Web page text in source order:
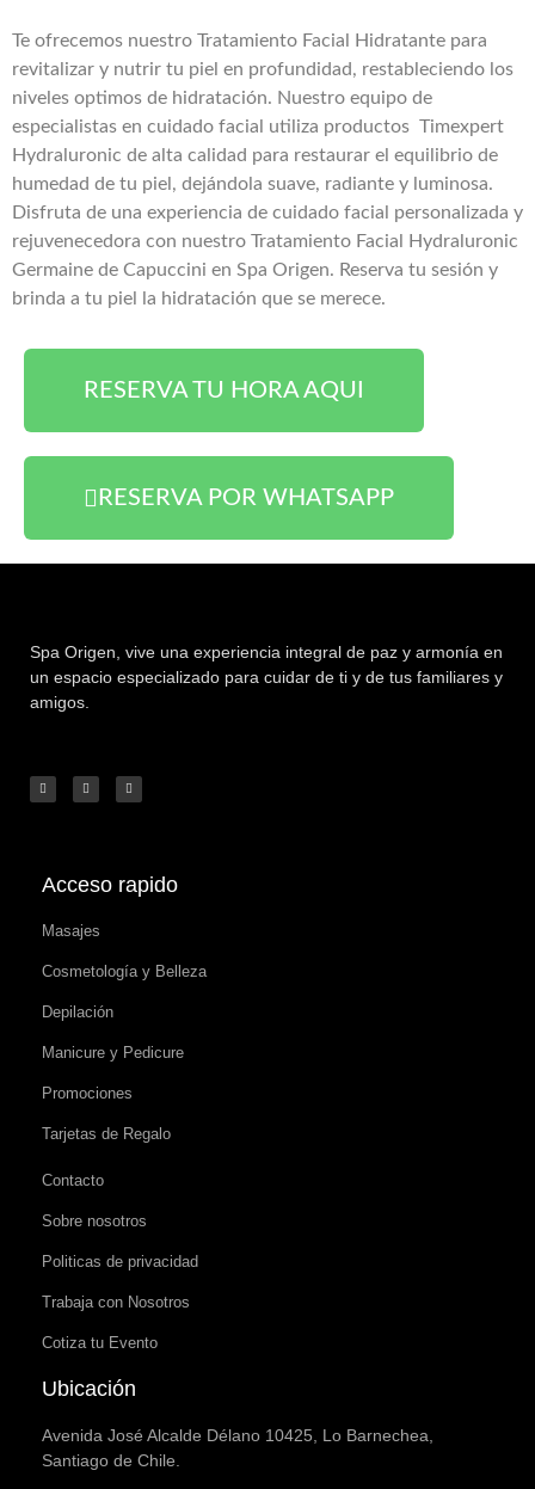
Te ofrecemos nuestro Tratamiento Facial Hidratante para
revitalizar y nutrir tu piel en profundidad, restableciendo los
niveles optimos de hidratación. Nuestro equipo de
especialistas en cuidado facial utiliza productos Timexpert
Hydraluronic de alta calidad para restaurar el equilibrio de
humedad de tu piel, dejándola suave, radiante y luminosa.
Disfruta de una experiencia de cuidado facial personalizada y
rejuvenecedora con nuestro Tratamiento Facial Hydraluronic
Germaine de Capuccini en Spa Origen. Reserva tu sesión y
brinda a tu piel la hidratación que se merece.
RESERVA TU HORA AQUI
RESERVA POR WHATSAPP
Spa Origen, vive una experiencia integral de paz y armonía en
un espacio especializado para cuidar de ti y de tus familiares y
amigos.
Acceso rapido
Masajes
Cosmetología y Belleza
Depilación
Manicure y Pedicure
Promociones
Tarjetas de Regalo
Contacto
Sobre nosotros
Politicas de privacidad
Trabaja con Nosotros
Cotiza tu Evento
Ubicación
Avenida José Alcalde Délano 10425, Lo Barnechea,
Santiago de Chile.